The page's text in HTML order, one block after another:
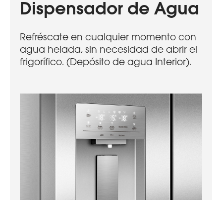
Dispensador de Agua
Refréscate en cualquier momento con
agua helada, sin necesidad de abrir el
frigorífico. (Depósito de agua Interior).